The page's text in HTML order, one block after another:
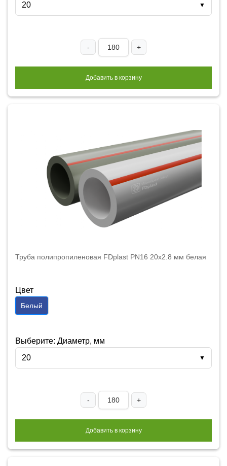
20
▼
- +
Добавить в корзину
Труба полипропиленовая FDplast PN16 20x2.8 мм белая
Цвет
Белый
Выберите: Диаметр, мм
20
▼
- +
Добавить в корзину